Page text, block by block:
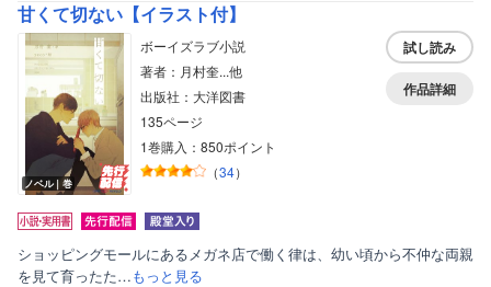
甘くて切ない【イラスト付】
ノベル｜巻
ボーイズラブ小説
著者：月村奎...他
出版社：大洋図書
135ページ
1巻購入：850ポイント
（34）
試し読み
作品詳細
ショッピングモールにあるメガネ店で働く律は、幼い頃から不仲な両親
を見て育ったた…もっと見る